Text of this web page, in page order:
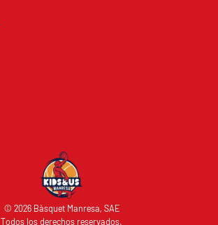
© 2026 Bàsquet Manresa, SAE
Todos los derechos reservados.